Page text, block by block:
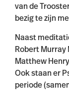
van de
bezig te zijn
Naast
Robert Murray
Matthew
Ook staan er
periode